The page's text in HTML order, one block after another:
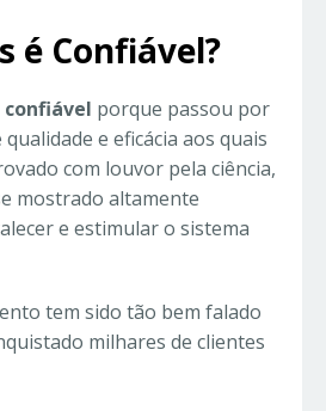
é Confiável?
confiável porque passou por
e eficácia aos quais
com louvor pela ciência,
mostrado altamente
e estimular o sistema
tem sido tão bem falado
milhares de clientes